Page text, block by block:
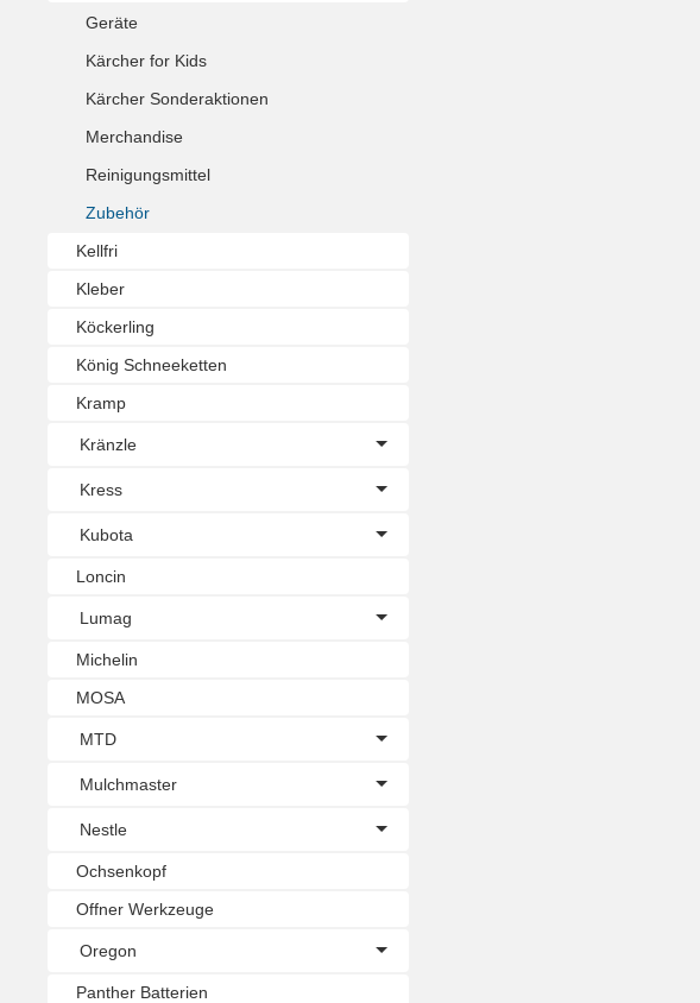
Geräte
Kärcher for Kids
Kärcher Sonderaktionen
Merchandise
Reinigungsmittel
Zubehör
Kellfri
Kleber
Köckerling
König Schneeketten
Kramp
Kränzle
Kress
Kubota
Loncin
Lumag
Michelin
MOSA
MTD
Mulchmaster
Nestle
Ochsenkopf
Offner Werkzeuge
Oregon
Panther Batterien